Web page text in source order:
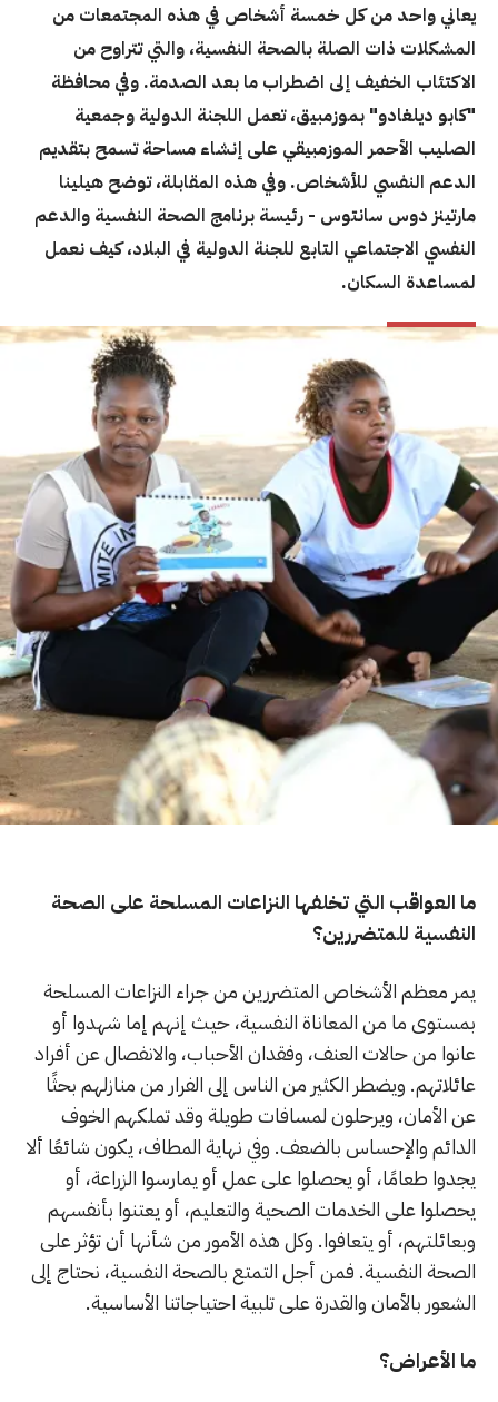
يعاني واحد من كل خمسة أشخاص في هذه المجتمعات من
المشكلات ذات الصلة بالصحة النفسية، والتي تتراوح من
الاكتئاب الخفيف إلى اضطراب ما بعد الصدمة. وفي محافظة
"كابو ديلغادو" بموزمبيق، تعمل اللجنة الدولية وجمعية
الصليب الأحمر الموزمبيقي على إنشاء مساحة تسمح بتقديم
الدعم النفسي للأشخاص. وفي هذه المقابلة، توضح هيلينا
مارتينز دوس سانتوس - رئيسة برنامج الصحة النفسية والدعم
النفسي الاجتماعي التابع للجنة الدولية في البلاد، كيف نعمل
لمساعدة السكان.
ما العواقب التي تخلفها النزاعات المسلحة على الصحة
النفسية للمتضررين؟
يمر معظم الأشخاص المتضررين من جراء النزاعات المسلحة
بمستوى ما من المعاناة النفسية، حيث إنهم إما شهدوا أو
عانوا من حالات العنف، وفقدان الأحباب، والانفصال عن أفراد
عائلاتهم. ويضطر الكثير من الناس إلى الفرار من منازلهم بحثًا
عن الأمان، ويرحلون لمسافات طويلة وقد تملكهم الخوف
الدائم والإحساس بالضعف. وفي نهاية المطاف، يكون شائعًا ألا
يجدوا طعامًا، أو يحصلوا على عمل أو يمارسوا الزراعة، أو
يحصلوا على الخدمات الصحية والتعليم، أو يعتنوا بأنفسهم
وبعائلتهم، أو يتعافوا. وكل هذه الأمور من شأنها أن تؤثر على
الصحة النفسية. فمن أجل التمتع بالصحة النفسية، نحتاج إلى
الشعور بالأمان والقدرة على تلبية احتياجاتنا الأساسية.
ما الأعراض؟